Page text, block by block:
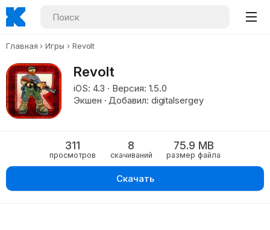
Главная Игры Revolt
Revolt
iOS: 4.3 · Версия: 1.5.0
Экшен · Добавил: digitalsergey
311
просмотров
8
скачиваний
75.9 MB
размер файла
Скачать